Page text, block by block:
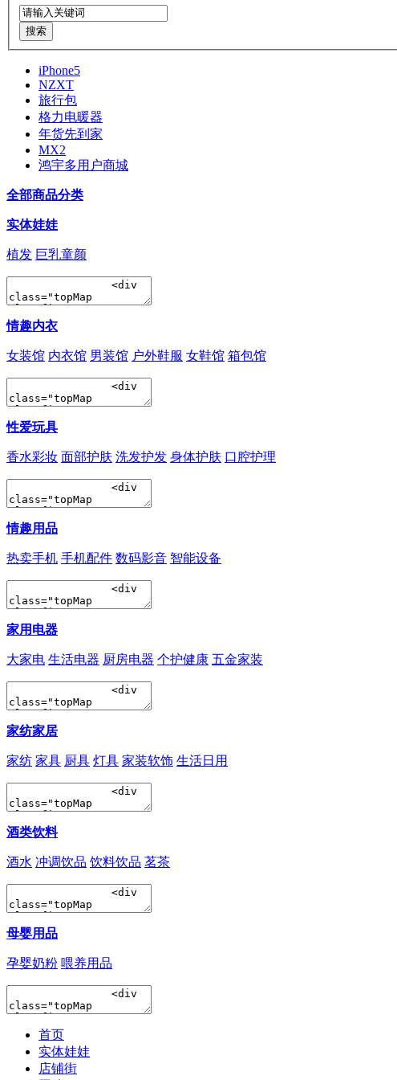
iPhone5
NZXT
旅行包
格力电暖器
年货先到家
MX2
鸿宇多用户商城
全部商品分类
实体娃娃
植发 巨乳童颜
情趣内衣
女装馆 内衣馆 男装馆 户外鞋服 女鞋馆 箱包馆
性爱玩具
香水彩妆 面部护肤 洗发护发 身体护肤 口腔护理
情趣用品
热卖手机 手机配件 数码影音 智能设备
家用电器
大家电 生活电器 厨房电器 个护健康 五金家装
家纺家居
家纺 家具 厨具 灯具 家装软饰 生活日用
酒类饮料
酒水 冲调饮品 饮料饮品 茗茶
母婴用品
孕婴奶粉 喂养用品
首页
实体娃娃
店铺街